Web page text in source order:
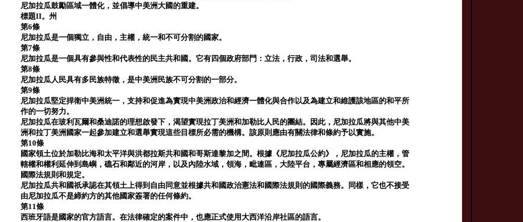
尼加拉瓜鼓勵區域一體化，並倡導中美洲大國的重建。
標題II。州
第6條
尼加拉瓜是一個獨立，自由，主權，統一和不可分割的國家。
第7條
尼加拉瓜是一個具有參與性和代表性的民主共和國。它有四個政府部門：立法，行政，司法和選舉。
第8條
尼加拉瓜人民具有多民族特徵，是中美洲民族不可分割的一部分。
第9條
尼加拉瓜堅定捍衛中美洲統一，支持和促進為實現中美洲政治和經濟一體化與合作以及為建立和維護該地區的和平所
作的一切努力。
尼加拉瓜在玻利瓦爾和桑迪諾的理想啟發下，渴望實現拉丁美洲和加勒比人民的團結。因此，尼加拉瓜將與其他中美
洲和拉丁美洲國家一起參加建立和選舉實現這些目標所必需的機構。該原則應由有關法律和條約予以實施。
第10條
國家領土位於加勒比海和太平洋與洪都拉斯共和國和哥斯達黎加之間。根據《尼加拉瓜公約》，尼加拉瓜的主權，管
轄權和權利延伸到島嶼，礁石和鄰近的河岸，以及內陸水域，領海，毗連區，大陸平台，專屬經濟區和相應的領空。
國際法規則和規定。
尼加拉瓜共和國祇承認在其領土上得到自由同意並根據共和國政治憲法和國際法規則的國際義務。同樣，它也不接受
由尼加拉瓜不是締約方的其他國家簽署的任何條約。
第11條
西班牙語是國家的官方語言。在法律確定的案件中，也應正式使用大西洋沿岸社區的語言。